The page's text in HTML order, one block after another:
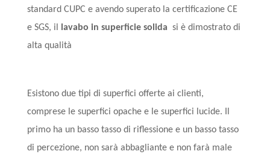
standard CUPC e avendo superato la certificazione CE
e SGS, il lavabo in superficie solida si è dimostrato di
alta qualità
Esistono due tipi di superfici offerte ai clienti,
comprese le superfici opache e le superfici lucide. Il
primo ha un basso tasso di riflessione e un basso tasso
di percezione, non sarà abbagliante e non farà male